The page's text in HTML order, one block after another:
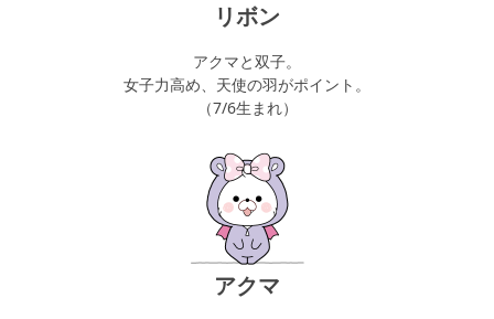
リボン
アクマと双子。
女子力高め、天使の羽がポイント。
（7/6生まれ）
アクマ